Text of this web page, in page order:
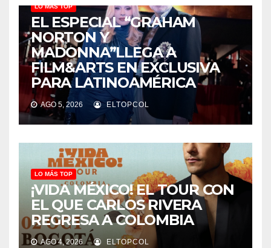
LO MÁS TOP
EL ESPECIAL “GRAHAM
NORTON Y
MADONNA”LLEGA A
FILM&ARTS EN EXCLUSIVA
PARA LATINOAMÉRICA
AGO 5, 2026 ELTOPCOL
LO MÁS TOP
¡VIDA MÉXICO! EL TOUR CON
EL QUE CARLOS RIVERA
REGRESA A COLOMBIA
AGO 4, 2026 ELTOPCOL